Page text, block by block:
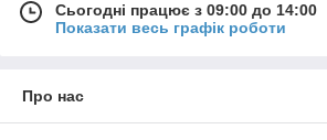
Сьогодні працює з 09:00 до 14:00
Показати весь графік роботи
Про нас